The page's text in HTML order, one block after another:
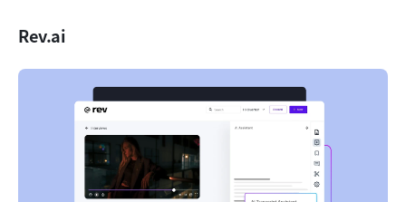
Rev.ai